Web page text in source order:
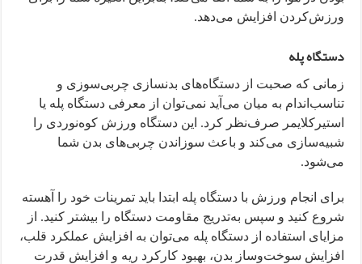
ورزش‌کردن افزایش می‌دهد.
دستگاه پله
زمانی که صحبت از دستگاه‌های بدنسازی چربی‌سوزی و
تناسب‌اندام به میان می‌آید نمی‌توان از معرفی دستگاه پله یا
استیرکلایمر صرف‌نظر کرد. این دستگاه ورزش کوه‌نوردی را
شبیه‌سازی می‌کند و باعث سوزاندن چربی‌های بدن شما
می‌شود.
برای انجام ورزش با دستگاه پله ابتدا باید تمرینات خود را آهسته
شروع کنید و سپس به‌تدریج مقاومت دستگاه را بیشتر کنید. از
مزایای استفاده از دستگاه پله می‌توان به افزایش عملکرد قلب،
افزایش سوخت‌و‌ساز بدن، بهبود کارکرد ریه و افزایش قدرت